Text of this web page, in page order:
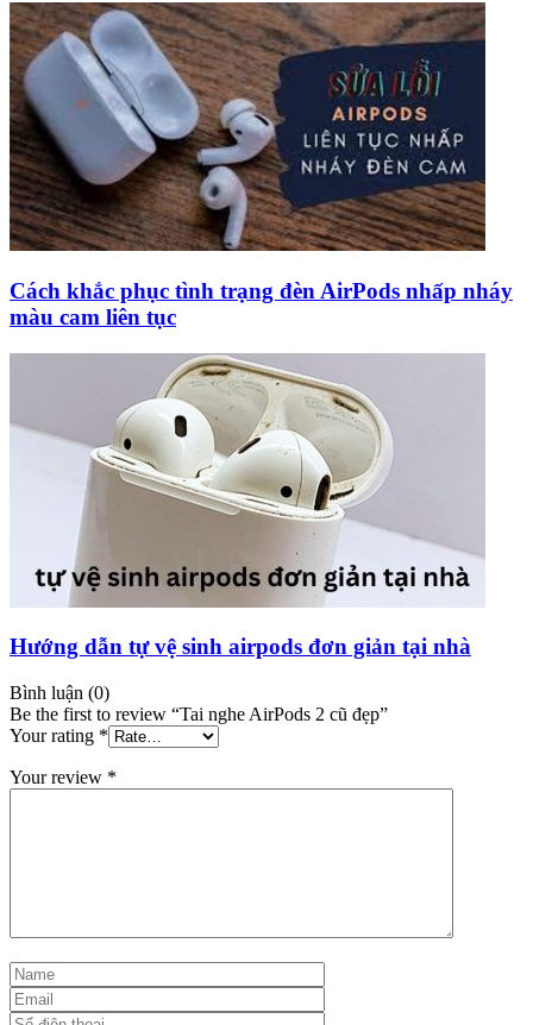
Cách khắc phục tình trạng đèn AirPods nhấp nháy
màu cam liên tục
Hướng dẫn tự vệ sinh airpods đơn giản tại nhà
Bình luận (0)
Be the first to review “Tai nghe AirPods 2 cũ đẹp”
Your rating *
Your review *